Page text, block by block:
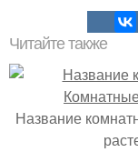
Читайте также
Название